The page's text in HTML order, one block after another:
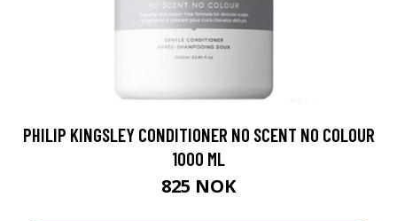
PHILIP KINGSLEY CONDITIONER NO SCENT NO COLOUR
1000 ML
825 NOK